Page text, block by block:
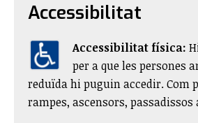
Accessibilitat
Accessibilitat física:
per a que les persones
reduïda hi puguin accedir. Com
rampes, ascensors,